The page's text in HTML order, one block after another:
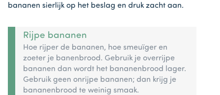
bananen sierlijk op het beslag en druk zacht aan.
Rijpe bananen
Hoe rijper de bananen, hoe smeuïger en
zoeter je banenbrood. Gebruik je overrijpe
bananen dan wordt het bananenbrood lager.
Gebruik geen onrijpe bananen; dan krijg je
bananenbrood te weinig smaak.